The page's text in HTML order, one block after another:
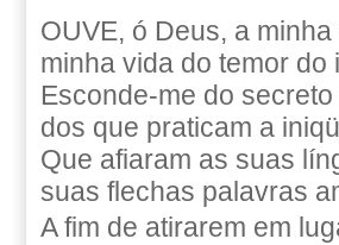
OUVE, ó Deus, a
minha vida do temor do
Esconde-me do
dos que praticam a
Que afiaram as suas
suas flechas palavras
A fim de atirarem em